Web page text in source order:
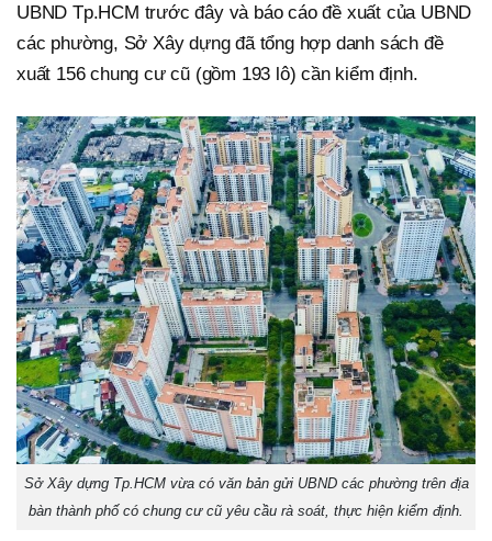
UBND Tp.HCM trước đây và báo cáo đề xuất của UBND
các phường, Sở Xây dựng đã tổng hợp danh sách đề
xuất 156 chung cư cũ (gồm 193 lô) cần kiểm định.
Sở Xây dựng Tp.HCM vừa có văn bản gửi UBND các phường trên địa
bàn thành phố có chung cư cũ yêu cầu rà soát, thực hiện kiểm định.